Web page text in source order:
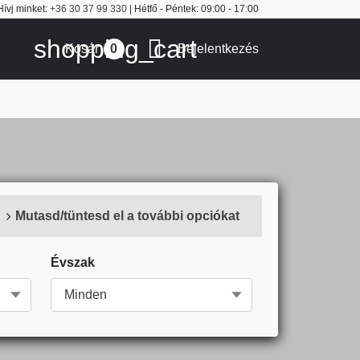
minket: +36 30 37 99 330 | Hétfő - Péntek: 09:00 - 17:00
shopping_cart
Kosár 0  Bejelentkezés
Mutasd/tüntesd el a további opciókat
Évszak